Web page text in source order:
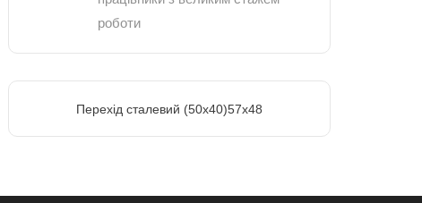
роботи
Перехід сталевий (50х40)57х48